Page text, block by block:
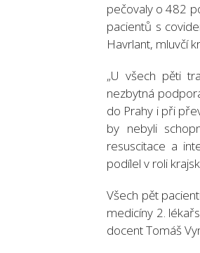
pečovaly o 482
pacientů s
Havrlant, mluvčí
„U všech pěti
nezbytná
do Prahy i při
by nebyli
resuscitace a
podílel v roli
Všech pět
medicíny 2.
docent Tomáš